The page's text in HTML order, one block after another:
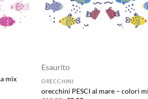
mix
Esaurito
ORECCHINI
orecchini PESCI al mare – colori